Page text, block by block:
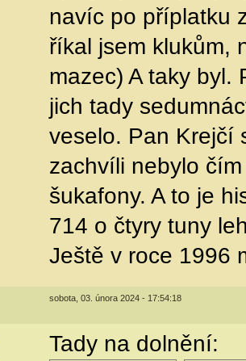
navíc po příplatku
říkal jsem klukům,
mazec) A taky byl.
jich tady
veselo. Pan Krejčí
zachvíli nebylo
šukafony. A to je
714 o čtyry tuny
Ještě v roce 1996
sobota, 03. února 2024 - 17:54:18
Tady na dolnění: